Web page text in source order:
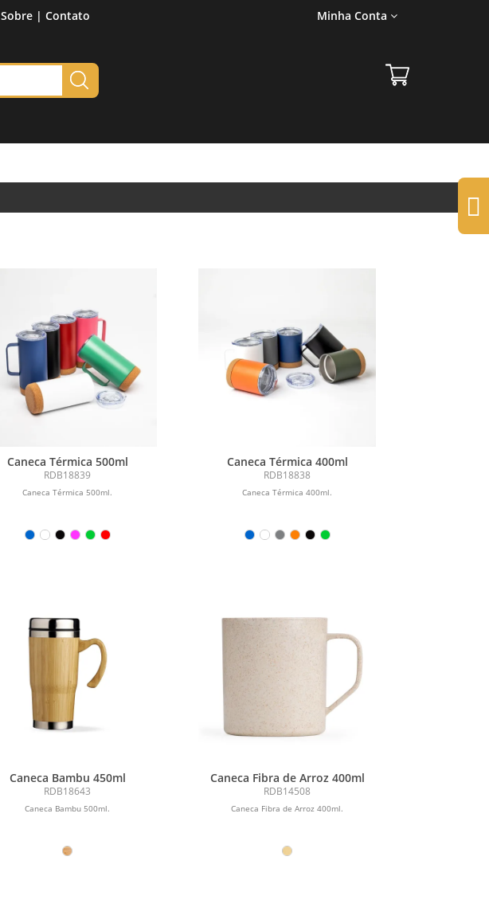
Sobre | Contato Minha Conta
Caneca Térmica 500ml
RDB18839
Caneca Térmica 500ml.
Caneca Térmica 400ml
RDB18838
Caneca Térmica 400ml.
Caneca Bambu 450ml
RDB18643
Caneca Bambu 500ml.
Caneca Fibra de Arroz 400ml
RDB14508
Caneca Fibra de Arroz 400ml.